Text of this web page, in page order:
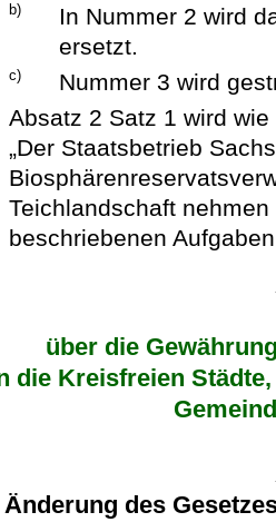
b)
In Nummer 2 wird
ersetzt.
c) Nummer 3 wird
Absatz 2 Satz 1 wird
„Der Staatsbetrieb
Teichlandschaft
beschriebenen Aufgaben
über die
die Kreisfreien
Änderung des